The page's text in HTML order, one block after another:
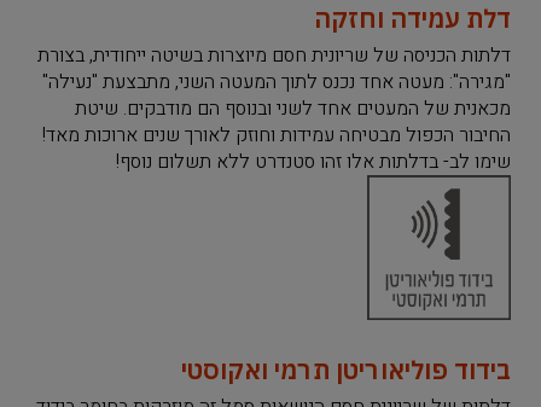
דלת עמידה וחזקה​
דלתות הכניסה של שריונית חסם מיוצרות בשיטה ייחודית, בצורת
"מגירה": מעטה אחד נכנס לתוך המעטה השני, מתבצעת "נעילה"
מכאנית של המעטים אחד לשני ובנוסף הם מודבקים. שיטת
החיבור הכפול מבטיחה עמידות וחוזק לאורך שנים ארוכות מאד!
שימו לב- בדלתות אלו זהו סטנדרט ללא תשלום נוסף!
בידוד פוליאוריטן תרמי ואקוסטי